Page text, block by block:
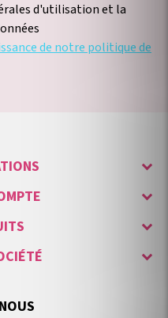
d'utilisation et la
de notre politique de